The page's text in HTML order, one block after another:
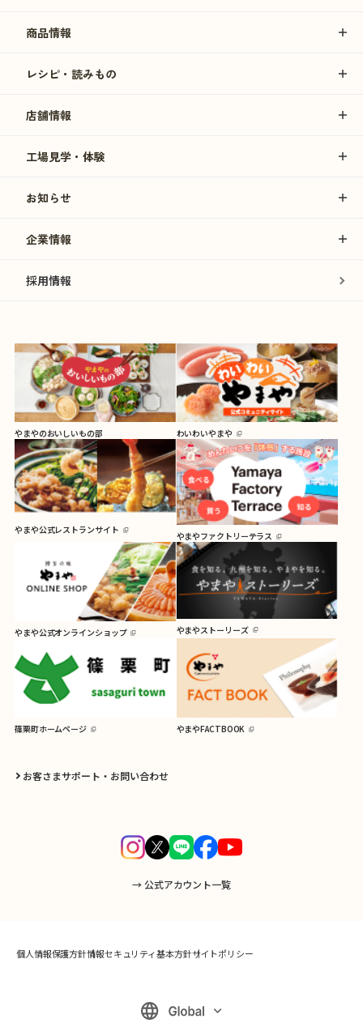
商品情報
レシピ・読みもの
店舗情報
工場見学・体験
お知らせ
企業情報
採用情報
お客さまサポート・お問い合わせ
→ 公式アカウント一覧
やまやのおいしいもの部 わいわいやまや
やまや公式レストランサイト
やまやファクトリーテラス
やまや公式オンラインショップ やまやストーリーズ
篠栗町ホームページ やまやFACTBOOK
個人情報保護方針情報セキュリティ基本方針サイトポリシー